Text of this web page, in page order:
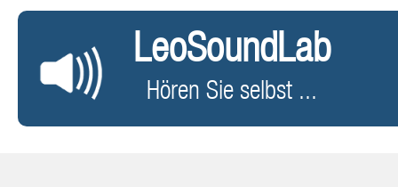
LeoSoundLab
Hören Sie selbst ...